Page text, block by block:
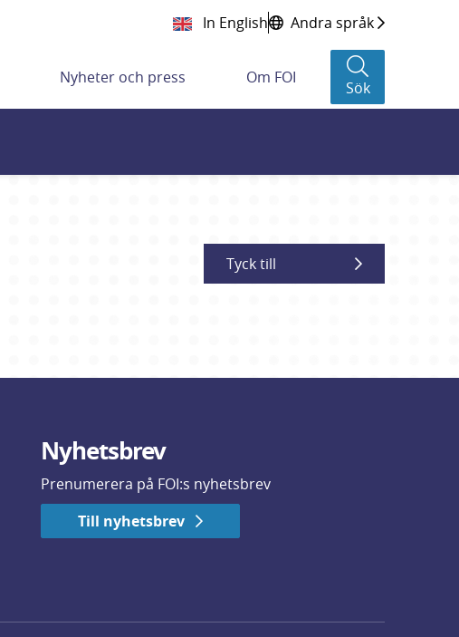
In English Andra språk
Nyheter och press Om FOI
Sök
Tyck till
Nyhetsbrev
Prenumerera på FOI:s nyhetsbrev
Till nyhetsbrev